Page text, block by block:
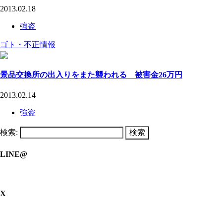
2013.02.18
強盗
ゴト・不正情報
景品交換所の出入りをまた襲われる 被害金26万円
2013.02.14
強盗
検索:
LINE@
X